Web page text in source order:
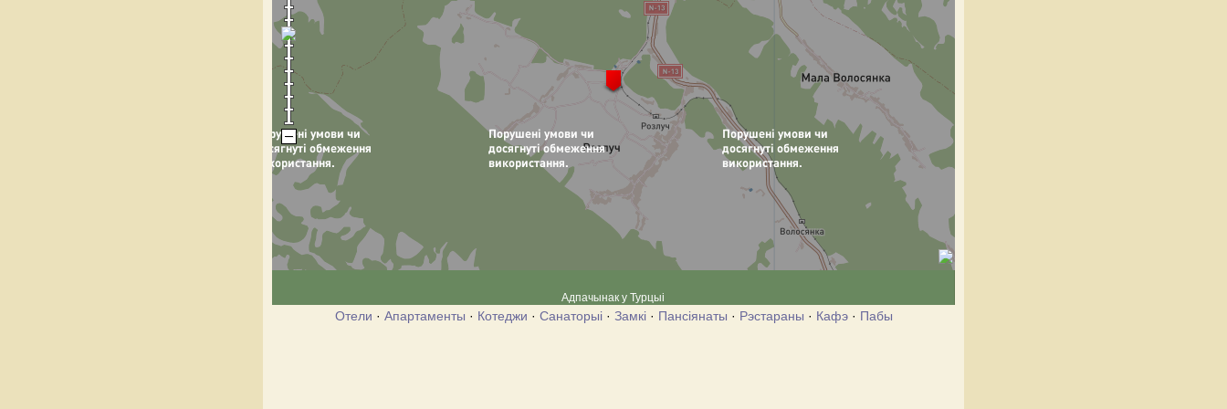
Адпачынак у Турцыі
Отели · Апартаменты · Котеджи · Санаторыі· Замкі· Пансіянаты · Рэстараны · Кафэ· Пабы